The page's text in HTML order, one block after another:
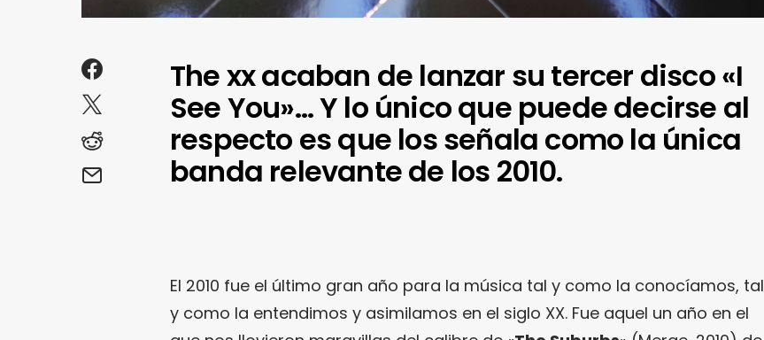
The xx acaban de lanzar su tercer disco «I
See You»… Y lo único que puede decirse al
respecto es que los señala como la única
banda relevante de los 2010.
El 2010 fue el último gran año para la música tal y como la conocíamos, tal
y como la entendimos y asimilamos en el siglo XX. Fue aquel un año en el